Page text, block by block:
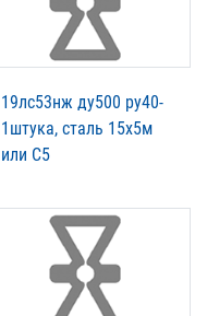
19лс53нж ду500 ру40-
1штука, сталь 15х5м
или С5